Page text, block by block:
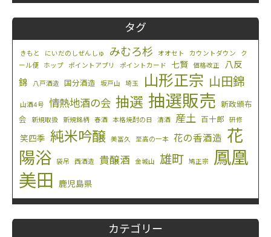
タグ
きもと にいだのしぜんしゅ みむろ杉 オオセト カウントダウン
ク
ール便
ホップ ポイントアプリ ポイントカード 七賢 価格改正
八反
錦
八戸酒造 国分酒造 坂戸山 埼玉 山形正宗 山田錦
山酒4号 情熱地酒の会 抽選 抽選販売 新政頒布
会
新規取扱 新規銘柄 春酒 本格焼酎の日 清酒 産土 百十郎 研修
笑四季 純米吟醸 美冨久 至高の一本 花の香酒造 花
陽浴
袋吊 西酒造 貴醸酒 金城山 雄町 鳩正宗
鳳凰
美田
鹿児島県
カテゴリー